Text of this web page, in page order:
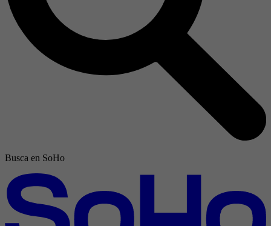
Busca en SoHo